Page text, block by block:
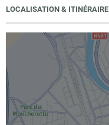
LOCALISATION & ITINÉRAIRE